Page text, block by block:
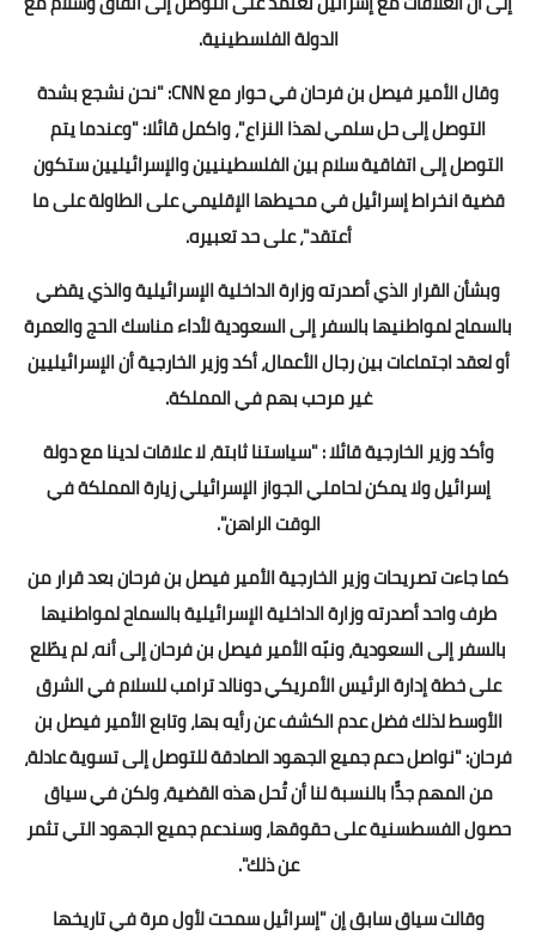
الدولة الفلسطينية.
وقال الأمير فيصل بن فرحان في حوار مع CNN: "نحن نشجع بشدة
التوصل إلى حل سلمي لهذا النزاع"، واكمل قائلا: "وعندما يتم
التوصل إلى اتفاقية سلام بين الفلسطينيين والإسرائيليين ستكون
قضية انخراط إسرائيل في محيطها الإقليمي على الطاولة على ما
أعتقد"، على حد تعبيره.
وبشأن القرار الذي أصدرته وزارة الداخلية الإسرائيلية والذي يقضي
بالسماح لمواطنيها بالسفر إلى السعودية لأداء مناسك الحج والعمرة
أو لعقد اجتماعات بين رجال الأعمال، أكد وزير الخارجية أن الإسرائيليين
غير مرحب بهم في المملكة.
وأكد وزير الخارجية قائلا : "سياستنا ثابتة، لا علاقات لدينا مع دولة
إسرائيل ولا يمكن لحاملي الجواز الإسرائيلي زيارة المملكة في
الوقت الراهن".
كما جاءت تصريحات وزير الخارجية الأمير فيصل بن فرحان بعد قرار من
طرف واحد أصدرته وزارة الداخلية الإسرائيلية بالسماح لمواطنيها
بالسفر إلى السعودية، ونبّه الأمير فيصل بن فرحان إلى أنه، لم يطّلع
على خطة إدارة الرئيس الأمريكي دونالد ترامب للسلام في الشرق
الأوسط لذلك فضل عدم الكشف عن رأيه بها، وتابع الأمير فيصل بن
فرحان: "نواصل دعم جميع الجهود الصادقة للتوصل إلى تسوية عادلة،
من المهم جدًّا بالنسبة لنا أن تُحل هذه القضية، ولكن في سياق
حصول الفسطسنية على حقوقها، وسندعم جميع الجهود التي تثمر
عن ذلك".
وقالت سياق سابق إن "إسرائيل سمحت لأول مرة في تاريخها